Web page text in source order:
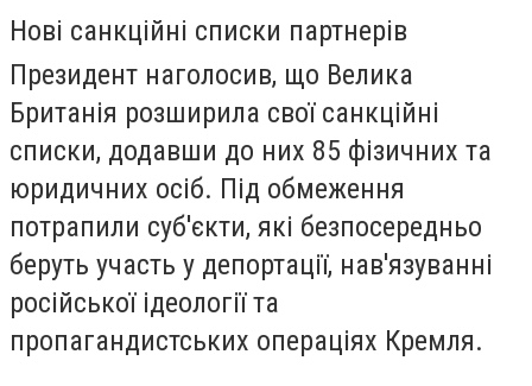
Нові санкційні списки партнерів
Президент наголосив, що Велика
Британія розширила свої санкційні
списки, додавши до них 85 фізичних та
юридичних осіб. Під обмеження
потрапили суб'єкти, які безпосередньо
беруть участь у депортації, нав'язуванні
російської ідеології та
пропагандистських операціях Кремля.